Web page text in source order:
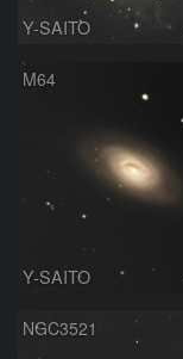
Y-SAITO
M64
Y-SAITO
NGC3521